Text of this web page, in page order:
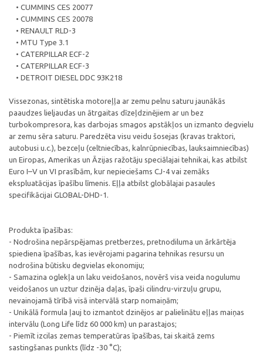
• CUMMINS CES 20077
• CUMMINS CES 20078
• RENAULT RLD-3
• MTU Type 3.1
• CATERPILLAR ECF-2
• CATERPILLAR ECF-3
• DETROIT DIESEL DDC 93K218
Vissezonas, sintētiska motoreļļa ar zemu pelnu saturu jaunākās
paaudzes lieljaudas un ātrgaitas dīzeļdzinējiem ar un bez
turbokompresora, kas darbojas smagos apstākļos un izmanto degvielu
ar zemu sēra saturu. Paredzēta visu veidu šosejas (kravas traktori,
autobusi u.c.), bezceļu (celtniecības, kalnrūpniecības, lauksaimniecības)
un Eiropas, Amerikas un Āzijas ražotāju speciālajai tehnikai, kas atbilst
Euro I–V un VI prasībām, kur nepieciešams CJ-4 vai zemāks
ekspluatācijas īpašību līmenis. Eļļa atbilst globālajai pasaules
specifikācijai GLOBAL-DHD-1.
Produkta īpašības:
- Nodrošina nepārspējamas pretberzes, pretnodiluma un ārkārtēja
spiediena īpašības, kas ievērojami pagarina tehnikas resursu un
nodrošina būtisku degvielas ekonomiju;
- Samazina oglekļa un laku veidošanos, novērš visa veida nogulumu
veidošanos un uztur dzinēja daļas, īpaši cilindru-virzuļu grupu,
nevainojamā tīrībā visā intervālā starp nomaiņām;
- Unikālā formula ļauj to izmantot dzinējos ar palielinātu eļļas maiņas
intervālu (Long Life līdz 60 000 km) un parastajos;
- Piemīt izcilas zemas temperatūras īpašības, tai skaitā zems
sastingšanas punkts (līdz -30 °C);